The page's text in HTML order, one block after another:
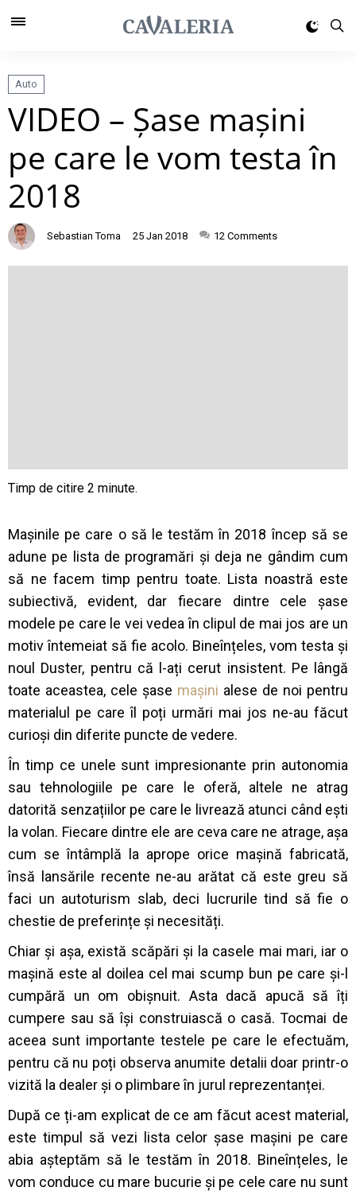
Auto
VIDEO – Șase mașini
pe care le vom testa în
2018
Sebastian Toma 25 Jan 2018 12 Comments
Mașinile pe care o să le testăm în 2018 încep să se
adune pe lista de programări și deja ne gândim cum
să ne facem timp pentru toate. Lista noastră este
subiectivă, evident, dar fiecare dintre cele șase
modele pe care le vei vedea în clipul de mai jos are un
motiv întemeiat să fie acolo. Bineînțeles, vom testa și
noul Duster, pentru că l-ați cerut insistent. Pe lângă
toate aceastea, cele șase mașini alese de noi pentru
materialul pe care îl poți urmări mai jos ne-au făcut
curioși din diferite puncte de vedere.
În timp ce unele sunt impresionante prin autonomia
sau tehnologiile pe care le oferă, altele ne atrag
datorită senzațiilor pe care le livrează atunci când ești
la volan. Fiecare dintre ele are ceva care ne atrage, așa
cum se întâmplă la aprope orice mașină fabricată,
însă lansările recente ne-au arătat că este greu să
faci un autoturism slab, deci lucrurile tind să fie o
chestie de preferințe și necesități.
Chiar și așa, există scăpări și la casele mai mari, iar o
mașină este al doilea cel mai scump bun pe care și-l
cumpără un om obișnuit. Asta dacă apucă să îți
cumpere sau să își construiască o casă. Tocmai de
aceea sunt importante testele pe care le efectuăm,
pentru că nu poți observa anumite detalii doar printr-o
vizită la dealer și o plimbare în jurul reprezentanței.
După ce ți-am explicat de ce am făcut acest material,
este timpul să vezi lista celor șase mașini pe care
abia așteptăm să le testăm în 2018. Bineînțeles, le
vom conduce cu mare bucurie și pe cele care nu sunt